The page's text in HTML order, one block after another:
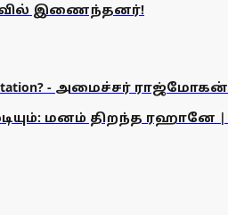
இணைந்தனர்!
- அமைச்சர் ராஜ்மோகன்
மனம் திறந்த ரஹானே |